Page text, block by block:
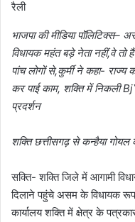
रैली
भाजपा की मीडिया पॉलिटिक्स–
विधायक महंत बड़े नेता नहीं,वे
पांच लोगों से,कुर्मी ने कहा-
कर पाई काम, शक्ति में निकली
प्रदर्शन
शक्ति छत्तीसगढ़ से कन्हैया गोयल
सक्ति- शक्ति जिले में आगामी
दिलाने पहुंचे असम के विधायक रूप
कार्यालय शक्ति में क्षेत्र के